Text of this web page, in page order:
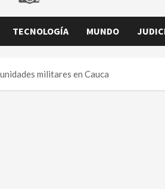
TECNOLOGÍA MUNDO
militares en Cauca